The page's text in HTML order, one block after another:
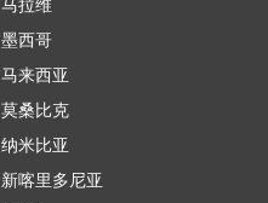
马拉维
墨西哥
马来西亚
莫桑比克
纳米比亚
新喀里多尼亚